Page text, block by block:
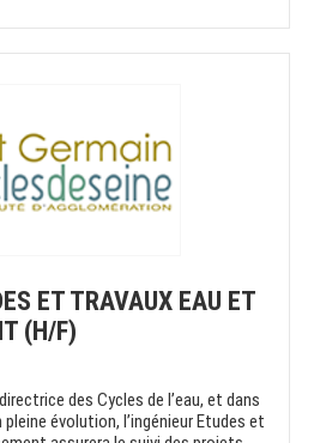
ET TRAVAUX EAU ET
(H/F)
des Cycles de l’eau, et dans
évolution, l’ingénieur Etudes et